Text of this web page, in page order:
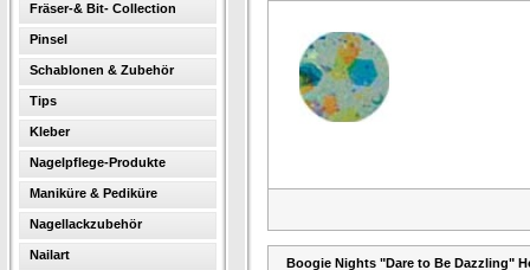
Fräser-& Bit- Collection
Pinsel
Schablonen & Zubehör
Tips
Kleber
Nagelpflege-Produkte
Maniküre & Pediküre
Nagellackzubehör
Nailart
Boogie Nights "Dare to Be Dazzling"